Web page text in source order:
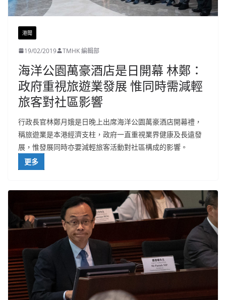
港聞
19/02/2019 TMHK 編輯部
海洋公園萬豪酒店是日開幕 林鄭：
政府重視旅遊業發展 惟同時需減輕
旅客對社區影響
行政長官林鄭月娥是日晚上出席海洋公園萬豪酒店開幕禮，
稱旅遊業是本港經濟支柱，政府一直重視業界健康及長遠發
展，惟發展同時亦要減輕旅客活動對社區構成的影響。
更多